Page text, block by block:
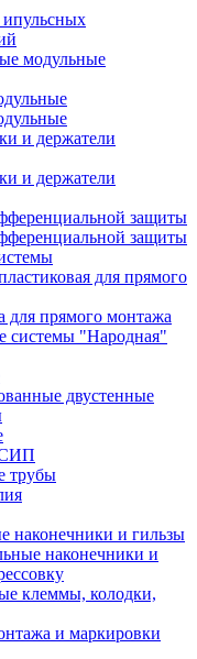
модульные
и держатели
и держатели
защиты
защиты
для прямого
для прямого монтажа
системы "Народная"
двустенные
СИП
трубы
наконечники и гильзы
наконечники и
клеммы, колодки,
и маркировки